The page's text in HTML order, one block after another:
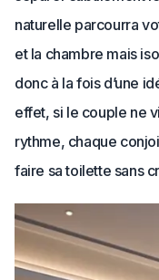
naturelle parcourra
et la chambre mais
donc à la fois d’une
effet, si le couple ne
rythme, chaque
faire sa toilette sans